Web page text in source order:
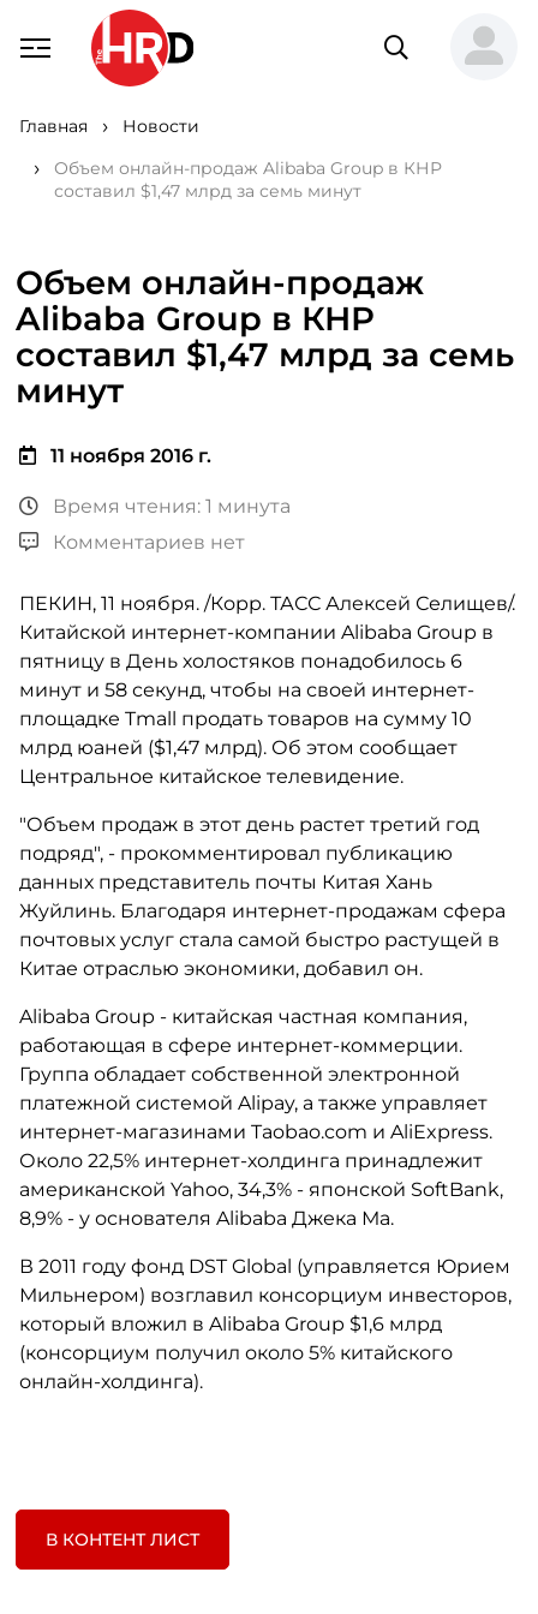
Главная
Новости
Объем онлайн-продаж Alibaba Group в КНР
составил $1,47 млрд за семь минут
Объем онлайн-продаж
Alibaba Group в КНР
составил $1,47 млрд за семь
минут
11 ноября 2016 г.
Время чтения: 1 минута
Комментариев нет
ПЕКИН, 11 ноября. /Корр. ТАСС Алексей Селищев/.
Китайской интернет-компании Alibaba Group в
пятницу в День холостяков понадобилось 6
минут и 58 секунд, чтобы на своей интернет-
площадке Tmall продать товаров на сумму 10
млрд юаней ($1,47 млрд). Об этом сообщает
Центральное китайское телевидение.
"Объем продаж в этот день растет третий год
подряд", - прокомментировал публикацию
данных представитель почты Китая Хань
Жуйлинь. Благодаря интернет-продажам сфера
почтовых услуг стала самой быстро растущей в
Китае отраслью экономики, добавил он.
Alibaba Group - китайская частная компания,
работающая в сфере интернет-коммерции.
Группа обладает собственной электронной
платежной системой Alipay, а также управляет
интернет-магазинами Taobao.com и AliExpress.
Около 22,5% интернет-холдинга принадлежит
американской Yahoo, 34,3% - японской SoftBank,
8,9% - у основателя Alibaba Джека Ма.
В 2011 году фонд DST Global (управляется Юрием
Мильнером) возглавил консорциум инвесторов,
который вложил в Alibaba Group $1,6 млрд
(консорциум получил около 5% китайского
онлайн-холдинга).
В КОНТЕНТ ЛИСТ